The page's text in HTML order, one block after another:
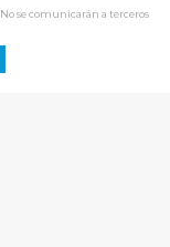
No se comunicarán a terceros